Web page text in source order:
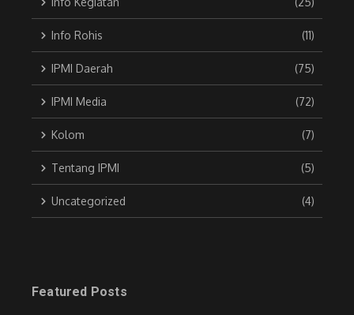
Info Rohis (11)
IPMI Daerah (75)
IPMI Media (72)
Kolom (7)
Tentang IPMI (5)
Uncategorized (4)
Featured Posts